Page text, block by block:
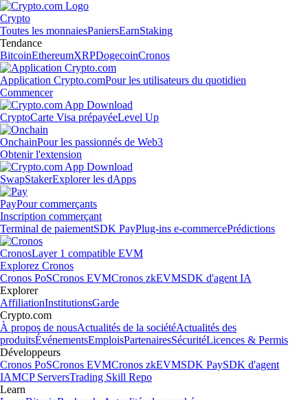
Crypto
Toutes les monnaiesPaniersEarnStaking
Tendance
BitcoinEthereumXRPDogecoinCronos
Application Crypto.comPour les utilisateurs du quotidien
Commencer
CryptoCarte Visa prépayéeLevel Up
OnchainPour les passionnés de Web3
Obtenir l'extension
SwapStakerExplorer les dApps
PayPour commerçants
Inscription commerçant
Terminal de paiementSDK PayPlug-ins e-commercePrédictions
CronosLayer 1 compatible EVM
Explorez Cronos
Cronos PoSCronos EVMCronos zkEVMSDK d'agent IA
Explorer
AffiliationInstitutionsGarde
Crypto.com
À propos de nousActualités de la sociétéActualités des
produitsÉvénementsEmploisPartenairesSécuritéLicences & Permis
Développeurs
Cronos PoSCronos EVMCronos zkEVMSDK PaySDK d'agent
IAMCP ServersTrading Skill Repo
Learn